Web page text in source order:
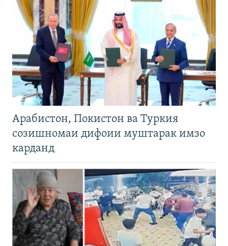
Арабистон, Покистон ва Туркия
созишномаи дифоии муштарак имзо
карданд